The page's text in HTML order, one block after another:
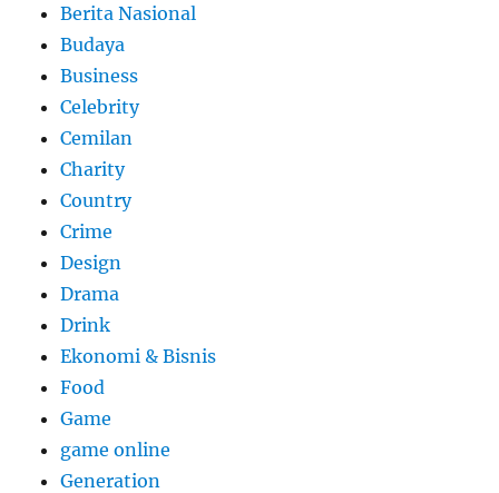
Berita Nasional
Budaya
Business
Celebrity
Cemilan
Charity
Country
Crime
Design
Drama
Drink
Ekonomi & Bisnis
Food
Game
game online
Generation